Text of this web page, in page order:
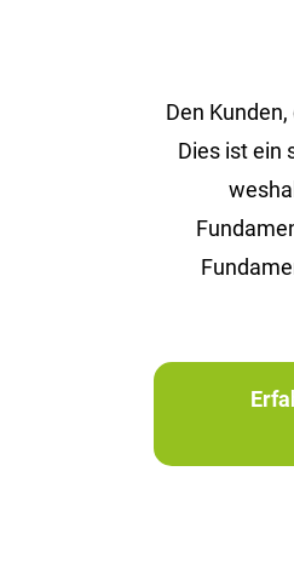
Den
Dies ist ein